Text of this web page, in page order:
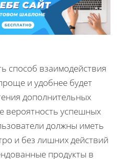
способ взаимодействия
и удобнее будет
дополнительных
вероятность успешных
должны иметь
и без лишних действий
продукты в